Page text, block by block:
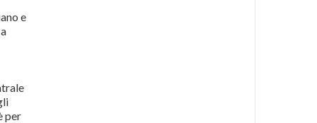
e
per